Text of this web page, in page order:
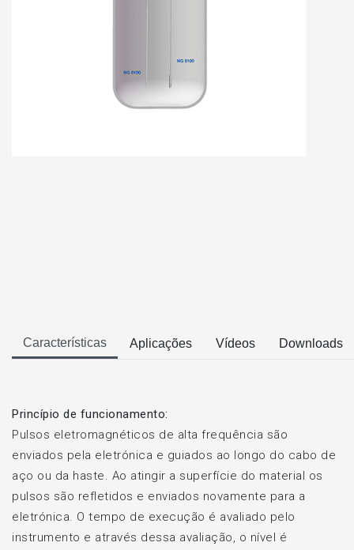
Características Aplicações Vídeos Downloads
Princípio de funcionamento:
Pulsos eletromagnéticos de alta frequência são
enviados pela eletrónica e guiados ao longo do cabo de
aço ou da haste. Ao atingir a superfície do material os
pulsos são refletidos e enviados novamente para a
eletrónica. O tempo de execução é avaliado pelo
instrumento e através dessa avaliação, o nível é